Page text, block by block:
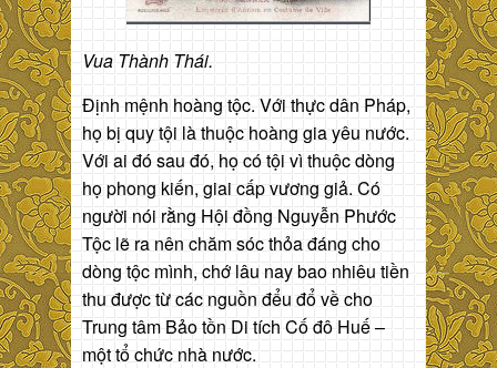
Vua Thành Thái.
Định mệnh hoàng tộc. Với thực dân Pháp,
họ bị quy tội là thuộc hoàng gia yêu nước.
Với ai đó sau đó, họ có tội vì thuộc dòng
họ phong kiến, giai cấp vương giả. Có
người nói rằng Hội đồng Nguyễn Phước
Tộc lẽ ra nên chăm sóc thỏa đáng cho
dòng tộc mình, chớ lâu nay bao nhiêu tiền
thu được từ các nguồn đểu đổ về cho
Trung tâm Bảo tồn Di tích Cố đô Huế –
một tổ chức nhà nước.